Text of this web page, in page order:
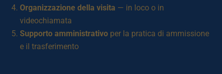
Organizzazione della visita — in loco o in
videochiamata
Supporto amministrativo per la pratica di ammissione
e il trasferimento